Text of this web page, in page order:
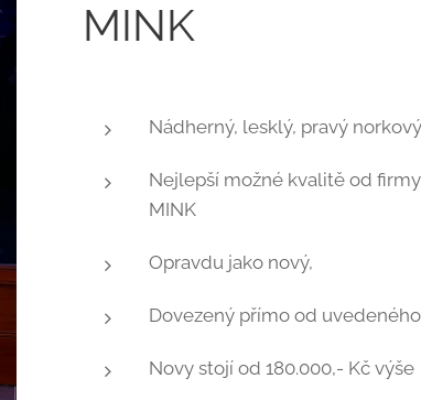
MINK
Nádherný, lesklý, pravý
Nejlepší možné kvalitě od firmy
MINK
Opravdu jako nový,
Dovezený přímo od
Novy stojí od 180.000,- Kč výše